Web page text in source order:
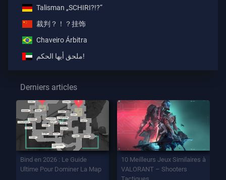
Talisman „SCHIRI?!?“
裁判？！？挂饰
Chaveiro Árbitra
ملحق أيها الحكم!
Derniers articles
Bind en 2026 : Le Guide
Ultime Pour Dominer La Map
10 Meilleurs Jeux Similaires à
VALORANT – Shooters